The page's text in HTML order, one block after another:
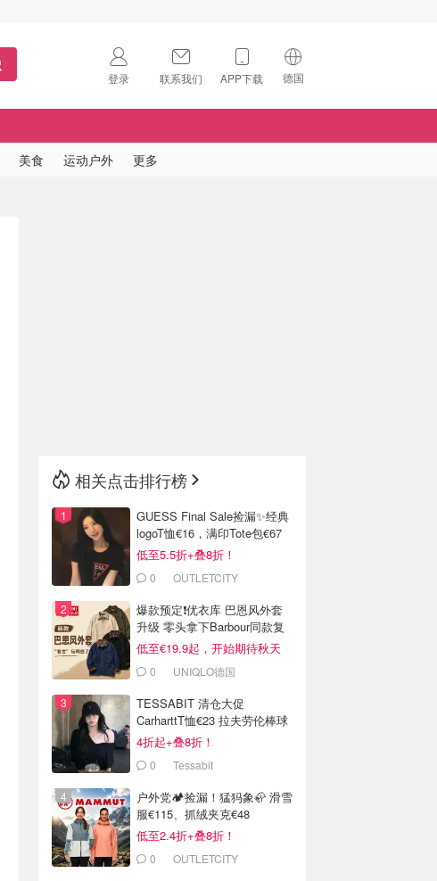
登录 联系我们 APP下载 德国
🇺🇸
美食 运动户外 更多
相关点击排行榜
GUESS Final Sale捡漏✨经典
logoT恤€16，满印Tote包€67
低至5.5折+叠8折！
0
OUTLETCITY
爆款预定❗️优衣库 巴恩风外套
升级 零头拿下Barbour同款复
古腔
低至€19.9起，开始期待秋天
0 UNIQLO德国
TESSABIT 清仓大促
CarharttT恤€23 拉夫劳伦棒球
帽€37
4折起+叠8折！
0 Tessabit
户外党🏕️捡漏！猛犸象🦣 滑雪
服€115、抓绒夹克€48
低至2.4折+叠8折！
0
OUTLETCITY